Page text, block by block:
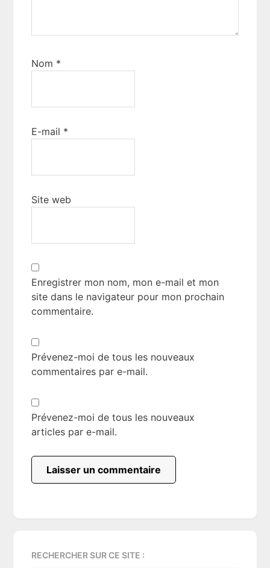
Nom *
E-mail *
Site web
Enregistrer mon nom, mon e-mail et mon
site dans le navigateur pour mon prochain
commentaire.
Prévenez-moi de tous les nouveaux
commentaires par e-mail.
Prévenez-moi de tous les nouveaux
articles par e-mail.
RECHERCHER SUR CE SITE :